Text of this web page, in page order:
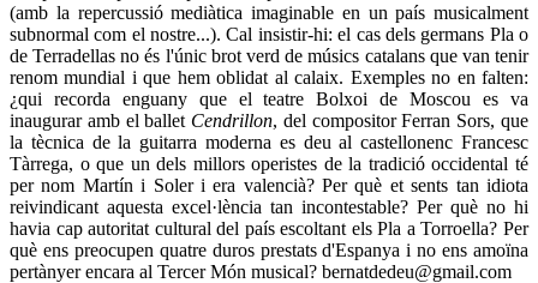
(amb la repercussió mediàtica imaginable en un país musicalment
subnormal com el nostre...). Cal insistir-hi: el cas dels germans Pla o
de Terradellas no és l'únic brot verd de músics catalans que van tenir
renom mundial i que hem oblidat al calaix. Exemples no en falten:
¿qui recorda enguany que el teatre Bolxoi de Moscou es va
inaugurar amb el ballet Cendrillon, del compositor Ferran Sors, que
la tècnica de la guitarra moderna es deu al castellonenc Francesc
Tàrrega, o que un dels millors operistes de la tradició occidental té
per nom Martín i Soler i era valencià? Per què et sents tan idiota
reivindicant aquesta excel·lència tan incontestable? Per què no hi
havia cap autoritat cultural del país escoltant els Pla a Torroella? Per
què ens preocupen quatre duros prestats d'Espanya i no ens amoïna
pertànyer encara al Tercer Món musical? bernatdedeu@gmail.com